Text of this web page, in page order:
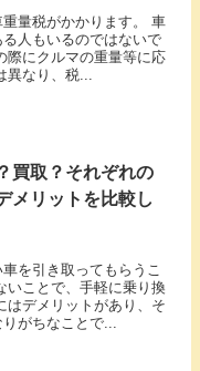
量税がかかります。 車
人もいるのではないで
際にクルマの重量等に応
なり、税...
買取？それぞれの
メリットを比較し
を引き取ってもらうこ
いことで、手軽に乗り換
はデメリットがあり、そ
がちなことで...